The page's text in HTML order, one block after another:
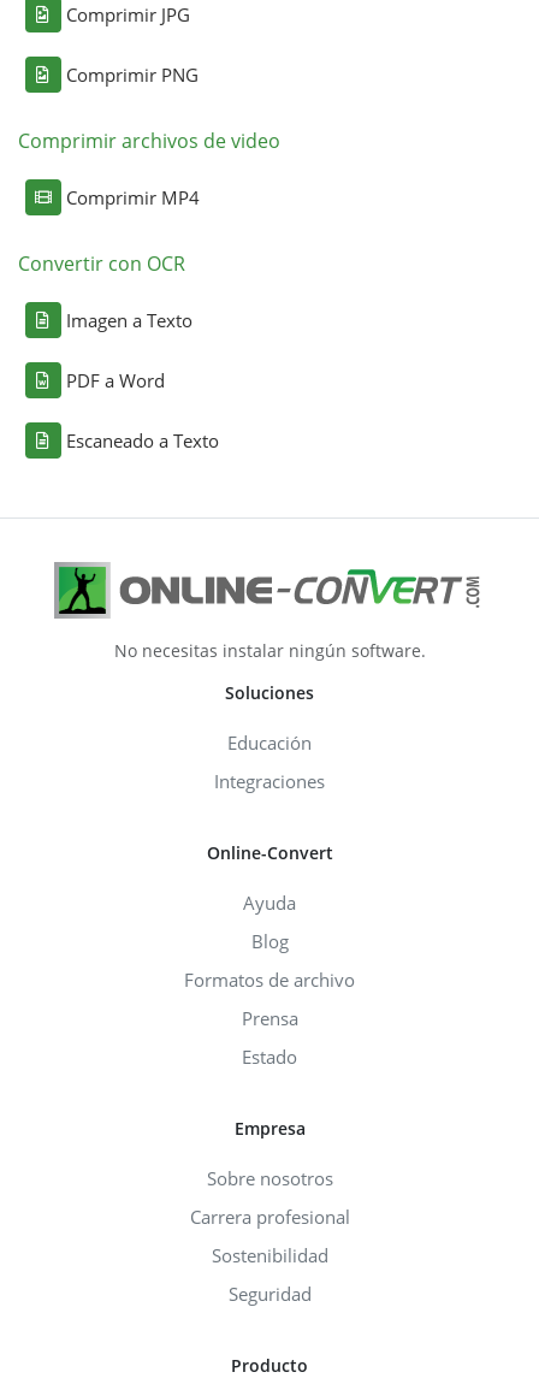
Comprimir JPG
Comprimir PNG
Comprimir archivos de video
Comprimir MP4
Convertir con OCR
Imagen a Texto
PDF a Word
Escaneado a Texto
No necesitas instalar ningún software.
Soluciones
Educación
Integraciones
Online-Convert
Ayuda
Blog
Formatos de archivo
Prensa
Estado
Empresa
Sobre nosotros
Carrera profesional
Sostenibilidad
Seguridad
Producto